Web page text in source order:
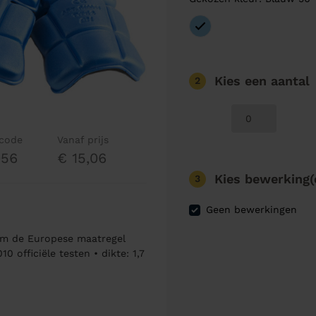
Vanaf prijs
€ 15,06
de Europese maatregel
officiële testen • dikte: 1,7
2 Kies een aantal
3 Kies
Geen bewerkingen